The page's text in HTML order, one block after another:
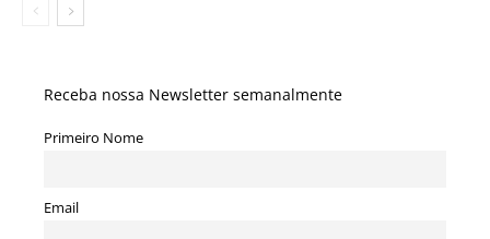
Receba nossa Newsletter semanalmente
Primeiro Nome
Email